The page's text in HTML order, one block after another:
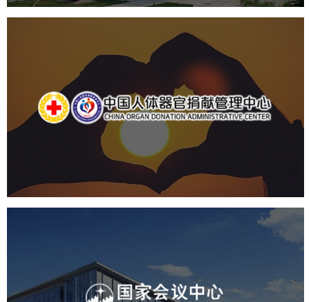
中国人体器官捐献管理中心
国企 品牌官网 网站建设
国家会议中心